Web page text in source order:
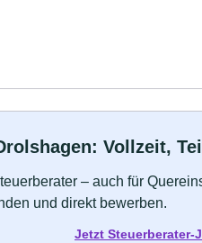
Vollzeit,
– auch für
und direkt bewerben.
Jetzt Steuerberater-